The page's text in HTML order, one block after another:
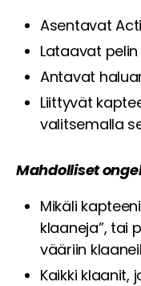
Asentavat
Lataavat
Antavat
Liittyvät
valitsemalla
Mahdolliset
Mikäli
klaaneja”, tai
vääriin
Kaikki klaanit,